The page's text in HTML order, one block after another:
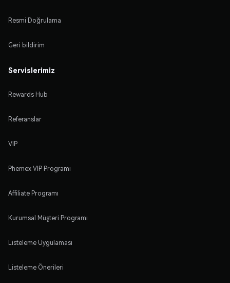
Resmi Doğrulama
Geri bildirim
Servislerimiz
Rewards Hub
Referanslar
VIP
Phemex VIP Programı
Affiliate Programı
Kurumsal Müşteri Programı
Listeleme Uygulaması
Listeleme Önerileri